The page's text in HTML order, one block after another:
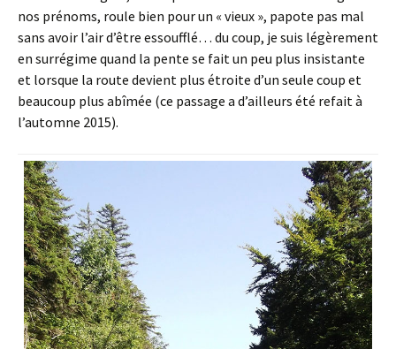
nos prénoms, roule bien pour un « vieux », papote pas mal
sans avoir l’air d’être essoufflé… du coup, je suis légèrement
en surrégime quand la pente se fait un peu plus insistante
et lorsque la route devient plus étroite d’un seule coup et
beaucoup plus abîmée (ce passage a d’ailleurs été refait à
l’automne 2015).